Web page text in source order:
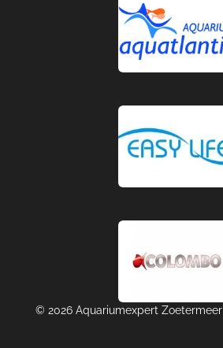
© 2026 Aquariumexpert Zoetermeer